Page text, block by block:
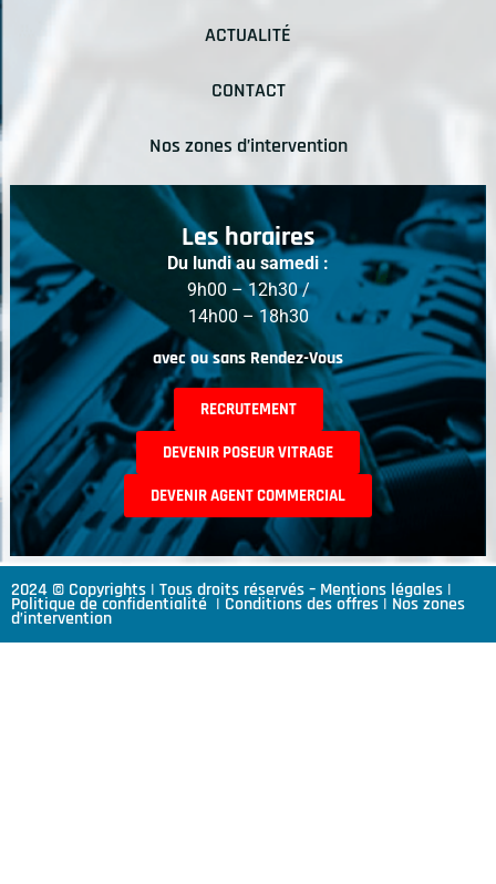
ACTUALITÉ
CONTACT
Nos zones d’intervention
Les horaires
Du lundi au samedi :
9h00 – 12h30 /
14h00 – 18h30
avec ou sans Rendez-Vous
RECRUTEMENT
DEVENIR POSEUR VITRAGE
DEVENIR AGENT COMMERCIAL
2024 © Copyrights | Tous droits réservés – Mentions légales |
Politique de confidentialité | Conditions des offres | Nos zones
d’intervention